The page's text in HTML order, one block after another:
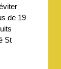
de 19
St